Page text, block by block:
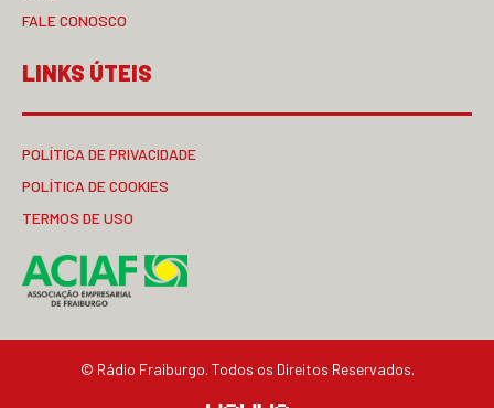
FALE CONOSCO
LINKS ÚTEIS
POLÍTICA DE PRIVACIDADE
POLÍTICA DE COOKIES
TERMOS DE USO
© Rádio Fraiburgo. Todos os Direitos Reservados.